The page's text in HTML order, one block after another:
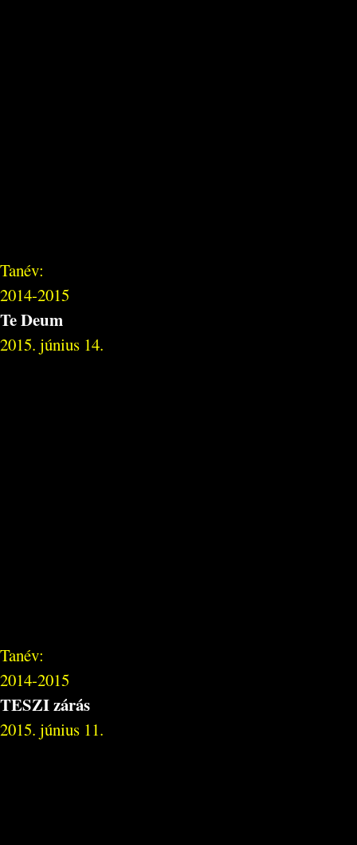
Tanév:
2014-2015
Te Deum
2015. június 14.
Tanév:
2014-2015
TESZI zárás
2015. június 11.